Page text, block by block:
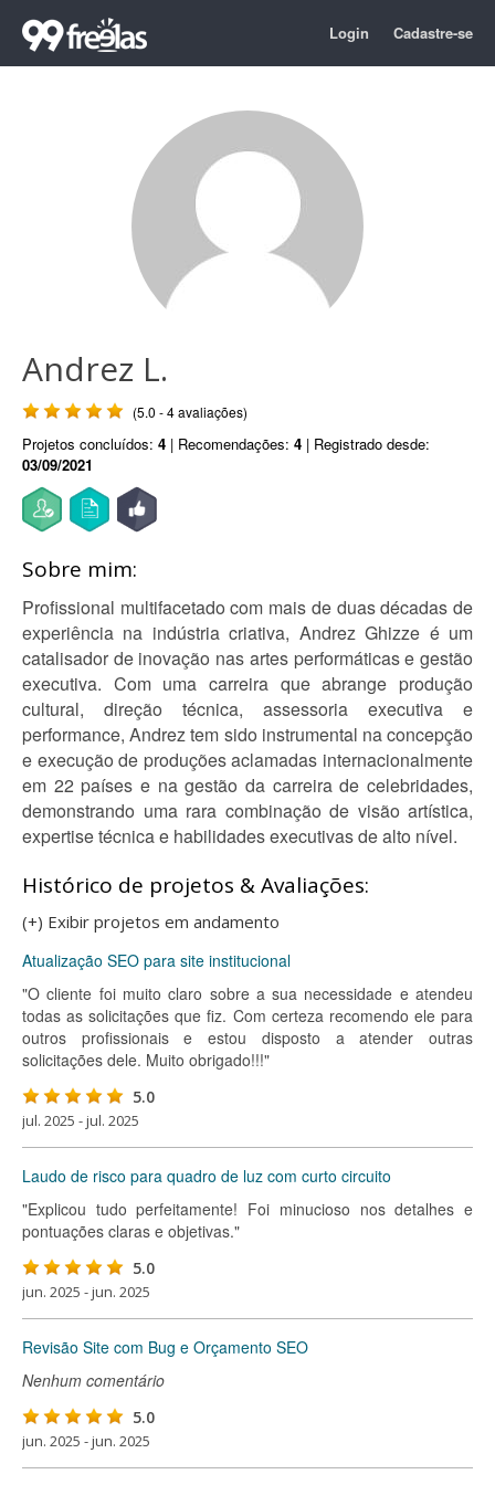
Login Cadastre-se
Andrez L.
(5.0 - 4 avaliações)
Projetos concluídos: 4 | Recomendações: 4 | Registrado desde:
03/09/2021
Sobre mim:
Profissional multifacetado com mais de duas décadas de
experiência na indústria criativa, Andrez Ghizze é um
catalisador de inovação nas artes performáticas e gestão
executiva. Com uma carreira que abrange produção
cultural, direção técnica, assessoria executiva e
performance, Andrez tem sido instrumental na concepção
e execução de produções aclamadas internacionalmente
em 22 países e na gestão da carreira de celebridades,
demonstrando uma rara combinação de visão artística,
expertise técnica e habilidades executivas de alto nível.
Histórico de projetos & Avaliações:
(+) Exibir projetos em andamento
Atualização SEO para site institucional
"O cliente foi muito claro sobre a sua necessidade e atendeu
todas as solicitações que fiz. Com certeza recomendo ele para
outros profissionais e estou disposto a atender outras
solicitações dele. Muito obrigado!!!"
5.0
jul. 2025 - jul. 2025
Laudo de risco para quadro de luz com curto circuito
"Explicou tudo perfeitamente! Foi minucioso nos detalhes e
pontuações claras e objetivas."
5.0
jun. 2025 - jun. 2025
Revisão Site com Bug e Orçamento SEO
Nenhum comentário
5.0
jun. 2025 - jun. 2025